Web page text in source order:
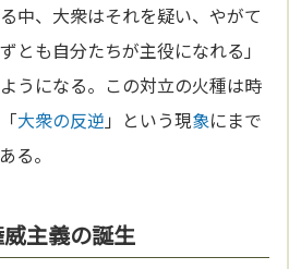
中、大衆はそれを疑い、やがて
とも自分たちが主役になれる」
うになる。この対立の火種は時
大衆の反逆 」という現象にまで
る。
主義の誕生